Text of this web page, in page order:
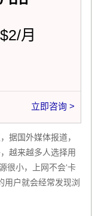
月
立即咨询 >
据国外媒体报道，
越来越多人选择用
很小，上网不会‘卡
用户就会经常发现浏